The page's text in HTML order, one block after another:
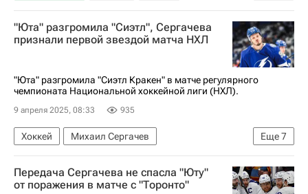
Солт-Лейк-Сити
Сан-Хосе Шаркс
Национальная хоккейная лига (НХЛ)
Клейтон Келлер
Чикаго Блэкхокс
"Юта" разгромила "Сиэтл", Сергачева
признали первой звездой матча НХЛ
"Юта" разгромила "Сиэтл Кракен" в матче регулярного
чемпионата Национальной хоккейной лиги (НХЛ).
9 апреля 2025, 08:33 935
Еще7
Хоккей
Михаил Сергачев
Кайлер Ямамото
Юта Маммот
Сиэтл Кракен
Нэшвилл Предаторз
Передача Сергачева не спасла "Юту"
от поражения в матче с "Торонто"